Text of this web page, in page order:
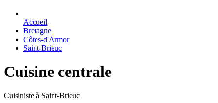
Accueil
Bretagne
Côtes-d'Armor
Saint-Brieuc
Cuisine centrale
Cuisiniste à Saint-Brieuc